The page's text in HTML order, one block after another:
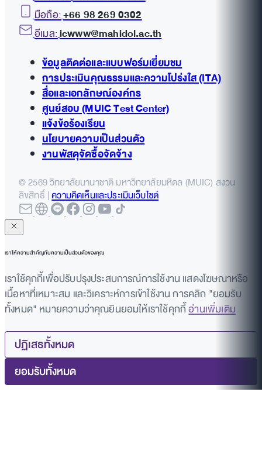
มือถือ:+66 98 269 0302
อีเมล:icwww@mahidol.ac.th
ข้อมูลติดต่อและแบบฟอร์มเยี่ยมชม
การประเมินคุณธรรมและความโปร่งใส (ITA)
สื่อและเอกลักษณ์องค์กร
ศูนย์สอบ (MUIC Test Center)
แจ้งข้อร้องเรียน
นโยบายความเป็นส่วนตัว
งานพัสดุจัดซื้อจัดจ้าง
© 2569 วิทยาลัยนานาชาติ มหาวิทยาลัยมหิดล (MUIC) สงวน
ลิขสิทธิ์ |ความคิดเห็นและประเมินเว็บไซต์
เราให้ความสำคัญกับความเป็นส่วนตัวของคุณ
เราใช้คุกกี้เพื่อปรับปรุงประสบการณ์การใช้งาน แสดงโฆษณาหรือ
เนื้อหาที่เหมาะสม และวิเคราะห์การเข้าใช้งาน การคลิก "ยอมรับ
ทั้งหมด" หมายความว่าคุณยินยอมให้เราใช้คุกกี้อ่านเพิ่มเติม
ปฏิเสธทั้งหมด
ยอมรับทั้งหมด